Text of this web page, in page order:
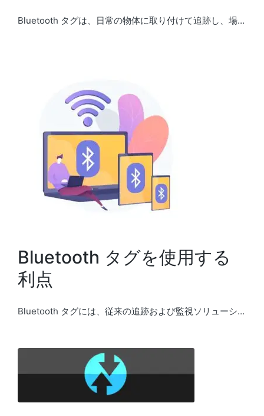
Bluetooth タグは、日常の物体に取り付けて追跡し、場…
Bluetooth タグを使用する
利点
Bluetooth タグには、従来の追跡および監視ソリューシ…